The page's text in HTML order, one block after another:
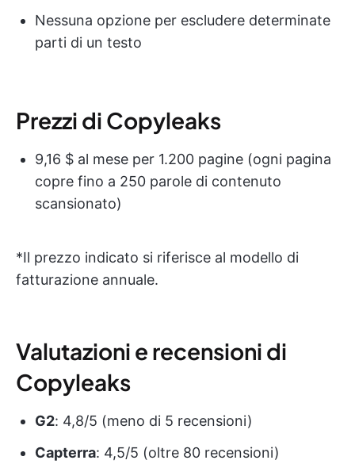
Nessuna opzione per escludere determinate
parti di un testo
Prezzi di Copyleaks
9,16 $ al mese per 1.200 pagine (ogni pagina
copre fino a 250 parole di contenuto
scansionato)
*Il prezzo indicato si riferisce al modello di
fatturazione annuale.
Valutazioni e recensioni di
Copyleaks
G2: 4,8/5 (meno di 5 recensioni)
Capterra: 4,5/5 (oltre 80 recensioni)